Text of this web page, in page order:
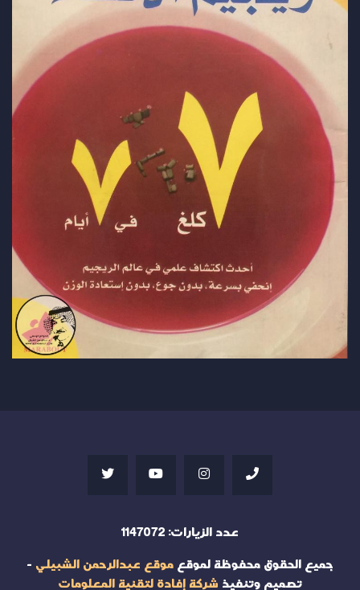
عدد الزيارات: 1147072
جميع الحقوق محفوظة لموقعموقع عبدالرحمن الشبيلي -
تصميم وتنفيذ شركة إفادة لتقنية المعلومات